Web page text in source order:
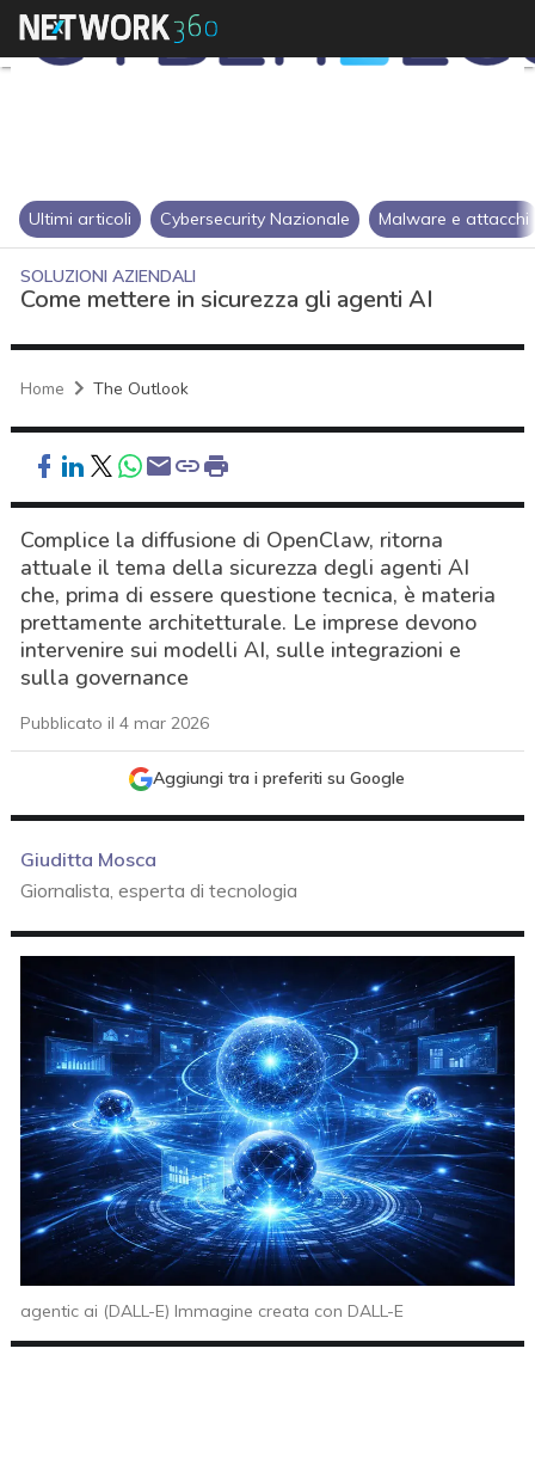
Ultimi articoli Cybersecurity Nazionale Malware e attacchi
SOLUZIONI AZIENDALI
Come mettere in sicurezza gli agenti AI
Home The Outlook
Complice la diffusione di OpenClaw, ritorna
attuale il tema della sicurezza degli agenti AI
che, prima di essere questione tecnica, è materia
prettamente architetturale. Le imprese devono
intervenire sui modelli AI, sulle integrazioni e
sulla governance
Pubblicato il 4 mar 2026
Aggiungi tra i preferiti su Google
Giuditta Mosca
Giornalista, esperta di tecnologia
agentic ai (DALL-E) Immagine creata con DALL-E